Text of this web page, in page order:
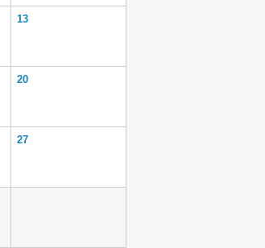
13
20
27